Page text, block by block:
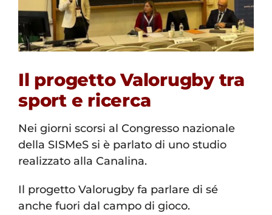
Il progetto Valorugby tra
sport e ricerca
Nei giorni scorsi al Congresso nazionale
della SISMeS si è parlato di uno studio
realizzato alla Canalina.
Il progetto Valorugby fa parlare di sé
anche fuori dal campo di gioco.